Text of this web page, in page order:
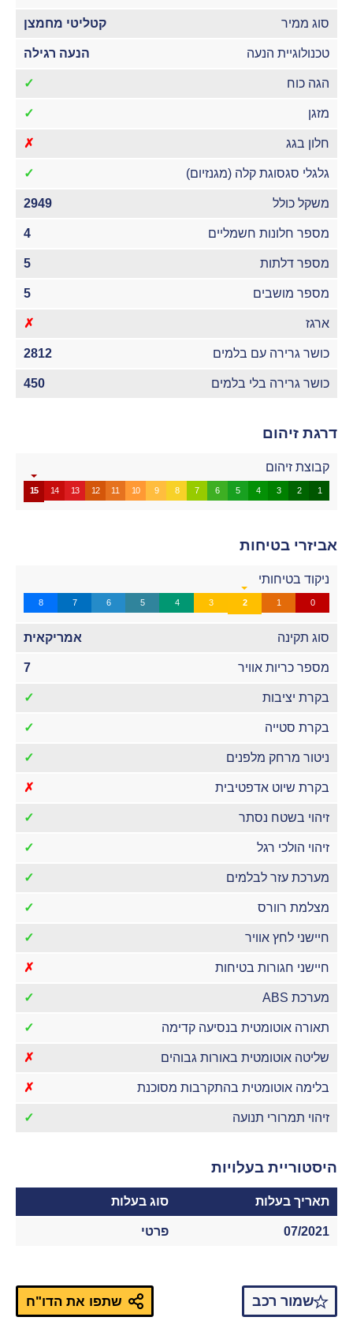
סוג ממיר קטליטי מחמצן
טכנולוגיית הנעה הנעה רגילה
הגה כוח ✓
מזגן ✓
חלון בגג ✗
גלגלי סגסוגת קלה (מגנזיום) ✓
משקל כולל 2949
מספר חלונות חשמליים 4
מספר דלתות 5
מספר מושבים 5
ארגז ✗
כושר גרירה עם בלמים 2812
כושר גרירה בלי בלמים 450
דרגת זיהום
קבוצת זיהום
1
2
3
4
5
6
7
8
9
10
11
12
13
14
15
אביזרי בטיחות
ניקוד בטיחותי
0
1
2
3
4
5
6
7
8
סוג תקינה אמריקאית
מספר כריות אוויר 7
בקרת יציבות ✓
בקרת סטייה ✓
ניטור מרחק מלפנים ✓
בקרת שיוט אדפטיבית ✗
זיהוי בשטח נסתר ✓
זיהוי הולכי רגל ✓
מערכת עזר לבלמים ✓
מצלמת רוורס ✓
חיישני לחץ אוויר ✓
חיישני חגורות בטיחות ✗
מערכת ABS ✓
תאורה אוטומטית בנסיעה קדימה ✓
שליטה אוטומטית באורות גבוהים ✗
בלימה אוטומטית בהתקרבות מסוכנת ✗
זיהוי תמרורי תנועה ✓
היסטוריית בעלויות
תאריך בעלות סוג בעלות
07/2021 פרטי
שמור רכב שתפו את הדו"ח